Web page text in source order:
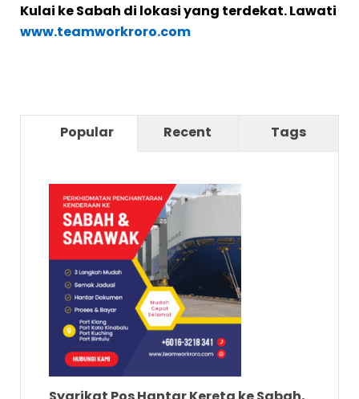
Kulai ke Sabah di lokasi yang terdekat. Lawati
www.teamworkroro.com
Popular Recent Tags